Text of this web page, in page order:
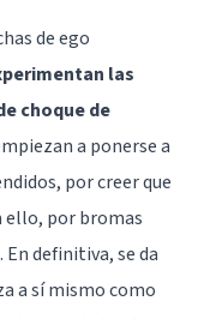
de ego
las
choque de
a ponerse a
por creer que
ello, por bromas
definitiva, se da
a sí mismo como